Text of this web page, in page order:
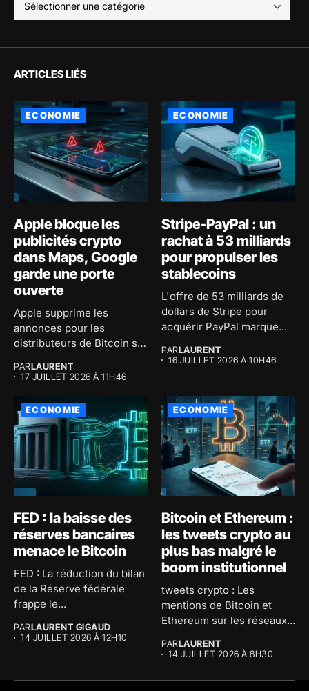
ARTICLES LIÉS
ECONOMIE
Apple bloque les
publicités crypto
dans Maps, Google
garde une porte
ouverte
Apple supprime les
annonces pour les
distributeurs de Bitcoin sur
PARLAURENT
17 JUILLET 2026 À 11H46
ECONOMIE
Stripe-PayPal : un
rachat à 53 milliards
pour propulser les
stablecoins
L'offre de 53 milliards de
dollars de Stripe pour
acquérir PayPal marque...
PARLAURENT
16 JUILLET 2026 À 10H46
ECONOMIE
FED : la baisse des
réserves bancaires
menace le Bitcoin
FED : La réduction du bilan
de la Réserve fédérale
frappe le...
PARLAURENT GIGAUD
14 JUILLET 2026 À 12H10
ECONOMIE
Bitcoin et Ethereum :
les tweets crypto au
plus bas malgré le
boom institutionnel
tweets crypto : Les
mentions de Bitcoin et
Ethereum sur les réseaux...
PARLAURENT
14 JUILLET 2026 À 8H30